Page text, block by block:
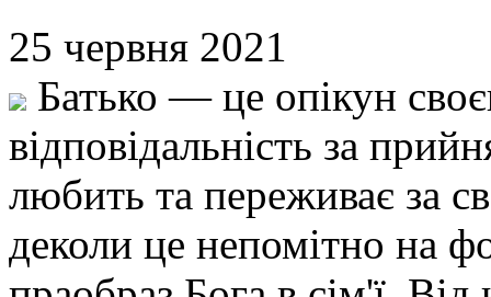
25 червня 2021
Батько — це опікун
відповідальність за
любить та переживає за
деколи це непомітно на